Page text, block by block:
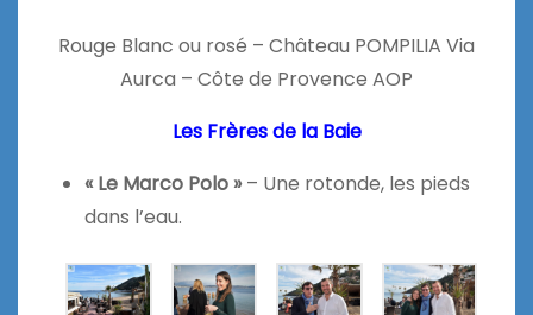
Rouge Blanc ou rosé – Château POMPILIA Via
Aurca – Côte de Provence AOP
Les Frères de la Baie
« Le Marco Polo »– Une rotonde, les pieds
dans l’eau.